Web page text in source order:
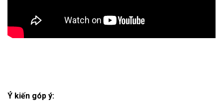
Ý kiến góp ý: